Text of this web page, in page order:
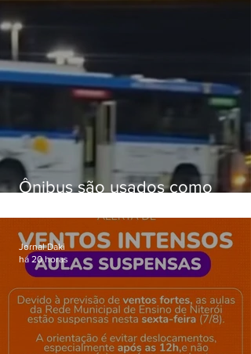
Ônibus são usados como
Gardênia Azul
Jornal Daki
há 20 horas